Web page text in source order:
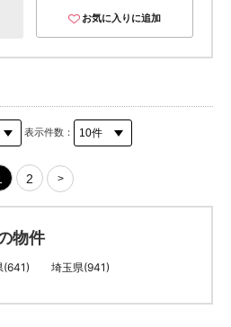
お気に入りに追加
表示件数：
2 >
物件
(641) 埼玉県(941)